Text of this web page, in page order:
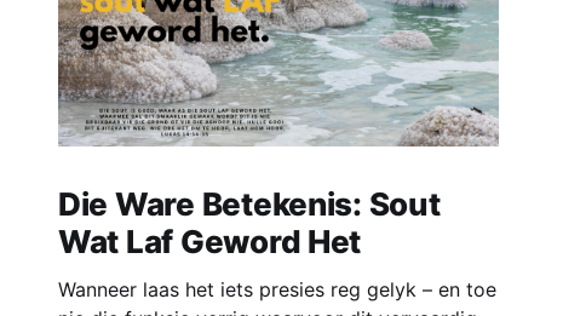
Die Ware Betekenis: Sout
Wat Laf Geword Het
Wanneer laas het iets presies reg gelyk – en toe